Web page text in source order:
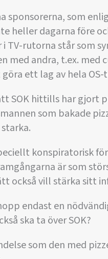
sponsorerna, som
heller dagarna före
i TV-rutorna står som
med andra, t.ex.
ett lag av hela
SOK hittills har
som bakade
konspiratorisk
är som
också vill stärka sitt
endast en
ska ta över SOK?
som den med